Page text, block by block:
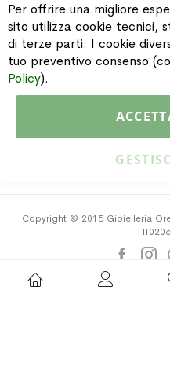
INFORMAZIONI
Copyright © 2015 Gioielleria
Privacy Policy
Per offrire una migliore
sito utilizza cookie tecnici,
di terze parti. I cookie
tuo preventivo consenso
Policy).